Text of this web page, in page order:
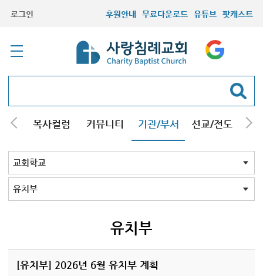
로그인 후원안내 무료다운로드 유튜브 팟캐스트
해 목사컬럼 커뮤니티 기관/부서 선교/전도 질
교회학교
청년부
청장년부
형제모임
자매모임
기타모임
어르신모임
영재과학반
신학원
교회학교 전체
유치부
유치부
[유치부] 2026년 6월 유치부 계획